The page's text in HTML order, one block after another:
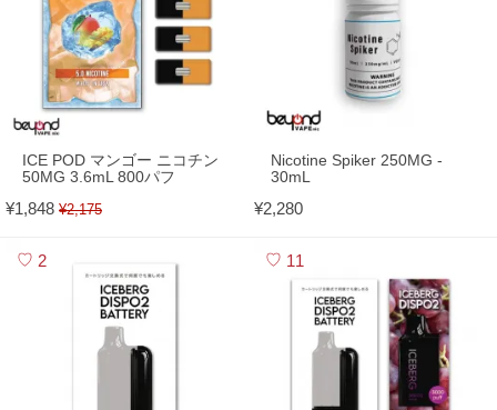
ICE POD マンゴー ニコチン
50MG 3.6mL 800パフ
¥1,848 ¥2,175
Nicotine Spiker 250MG -
30mL
¥2,280
2 11